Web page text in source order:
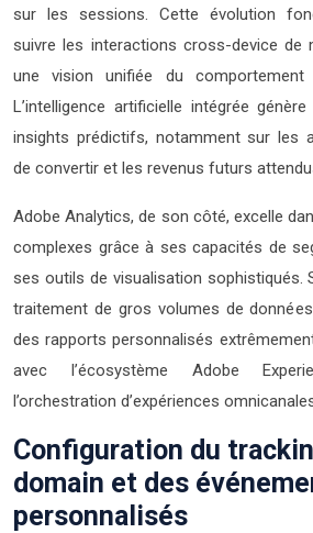
sur les sessions. Cette évolution
suivre les interactions cross-device de
une vision unifiée du comportement
L’intelligence artificielle intégrée
insights prédictifs, notamment sur les
de convertir et les revenus futurs
Adobe Analytics, de son côté, excelle
complexes grâce à ses capacités de
ses outils de visualisation sophistiqués.
traitement de gros volumes de
des rapports personnalisés
avec l’écosystème Adobe
l’orchestration d’expériences
Configuration du
domain et des
personnalisés